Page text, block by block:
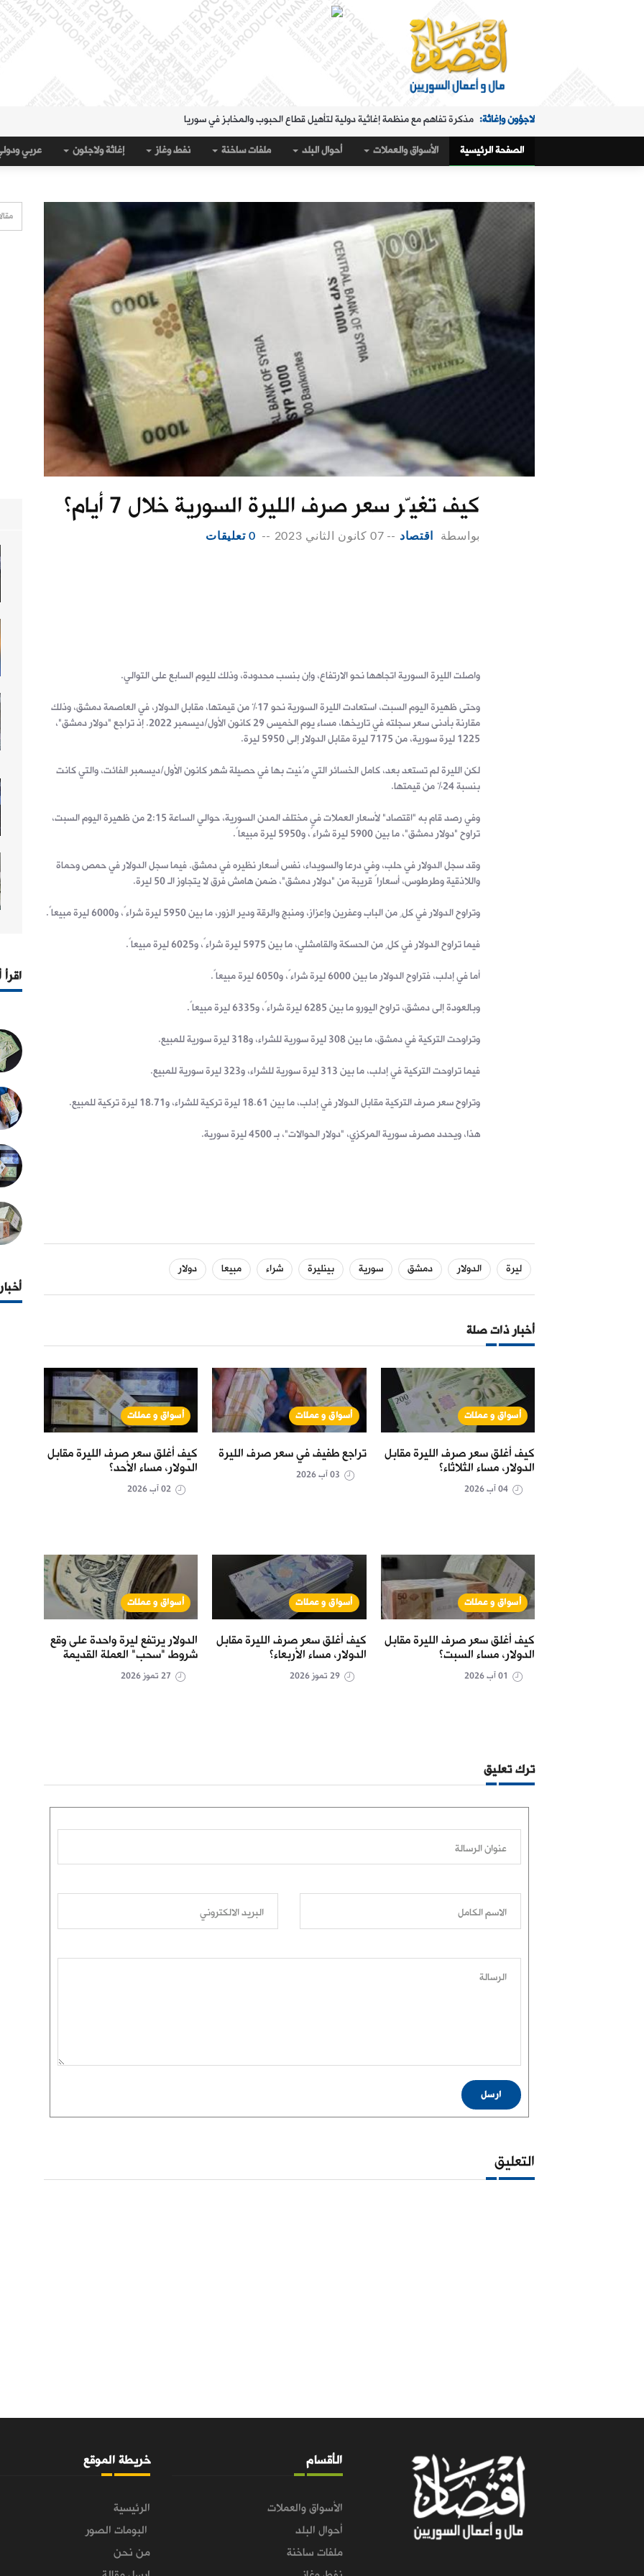
لاجؤون وإغاثة: مذكرة تفاهم مع منظمة إغاثية دولية لتأهيل قطاع الحبوب والمخابز في سوريا
الملفات الساخنة: "البريد" تقدم خدمة استبدال العملة في "المنطقة الشرقية" حتى 20 آب
حال البلد: مرسوم تكليف رمضان بإدارة هيئة الاستثمار
أسواق و عملات: كيف أغلق سعر صرف الليرة مقابل الدولار، مساء الثلاثاء؟
أسواق و عملات: تراجع طفيف في سعر صرف الليرة
عربي ودولي: ماذا وراء التدفق الجماعي لآلاف المغاربة على جيب سبتة؟
القمح والاكتفاء الذاتي في سوريا.. 1.5 مليون طن "فرق" في الأرقام الحكومية!
الصفحة الرئيسية الأسواق والعملات أحوال البلد ملفات ساخنة نفط وغاز إغاثة ولاجئون عربي
كيف تغيّر سعر صرف الليرة السورية خلال 7 أيام؟
بواسطة اقتصاد -- 07 كانون الثاني 2023 -- 0 تعليقات
واصلت الليرة السورية اتجاهها نحو الارتفاع، وإن بنسب محدودة، وذلك لليوم السابع على التوالي.
وحتى ظهيرة اليوم السبت، استعادت الليرة السورية نحو 17% من قيمتها، مقابل الدولار، في العاصمة دمشق، وذلك
مقارنة بأدنى سعر سجلته في تاريخها، مساء يوم الخميس 29 كانون الأول/ديسمبر 2022. إذ تراجع "دولار دمشق"،
1225 ليرة سورية، من 7175 ليرة مقابل الدولار إلى 5950 ليرة.
لكن الليرة لم تستعد بعد، كامل الخسائر التي مُنيت بها في حصيلة شهر كانون الأول/ديسمبر الفائت، والتي كانت
بنسبة 24% من قيمتها.
وفي رصد قام به "اقتصاد" لأسعار العملات في مختلف المدن السورية، حوالي الساعة 2:15 من ظهيرة اليوم السبت،
تراوح "دولار دمشق"، ما بين 5900 ليرة شراءً، و5950 ليرة مبيعاً.
وقد سجل الدولار في حلب، وفي درعا والسويداء، نفس أسعار نظيره في دمشق. فيما سجل الدولار في حمص وحماة
واللاذقية وطرطوس، أسعاراً قريبة من "دولار دمشق"، ضمن هامش فرق لا يتجاوز الـ 50 ليرة.
وتراوح الدولار في كلٍ من الباب وعفرين وإعزاز، ومنبج والرقة ودير الزور، ما بين 5950 ليرة شراءً، و6000 ليرة مبيعاً.
فيما تراوح الدولار في كلٍ من الحسكة والقامشلي، ما بين 5975 ليرة شراءً، و6025 ليرة مبيعاً.
أما في إدلب، فتراوح الدولار ما بين 6000 ليرة شراءً، و6050 ليرة مبيعاً.
وبالعودة إلى دمشق، تراوح اليورو ما بين 6285 ليرة شراءً، و6335 ليرة مبيعاً.
وتراوحت التركية في دمشق، ما بين 308 ليرة سورية للشراء، و318 ليرة سورية للمبيع.
فيما تراوحت التركية في إدلب، ما بين 313 ليرة سورية للشراء، و323 ليرة سورية للمبيع.
وتراوح سعر صرف التركية مقابل الدولار في إدلب، ما بين 18.61 ليرة تركية للشراء، و18.71 ليرة تركية للمبيع.
هذا، ويحدد مصرف سورية المركزي، "دولار الحوالات"، بـ 4500 ليرة سورية.
ليرة الدولار دمشق سورية بينليرة شراء مبيعا دولار
أخبار ذات صلة
أسواق و عملات
كيف أغلق سعر صرف الليرة مقابل
الدولار، مساء الثلاثاء؟
أسواق و عملات
تراجع طفيف في سعر صرف الليرة
أسواق و عملات
كيف أغلق سعر صرف الليرة مقابل
الدولار، مساء الأحد؟
أسواق و عملات
كيف أغلق سعر صرف الليرة مقابل
الدولار، مساء السبت؟
أسواق و عملات
كيف أغلق سعر صرف الليرة مقابل
الدولار، مساء الأربعاء؟
29 تموز 2026
أسواق و عملات
الدولار يرتفع ليرة واحدة على وقع
شروط "سحب" العملة القديمة
ترك تعليق
عنوان الرسالة
الاسم الكامل البريد الالكتروني
الرسالة
ارسل
التعليق
الأقسام
الأسواق والعملات
أحوال البلد
ملفات ساخنة
خريطة الموقع
الرئيسية
البومات الصور
من نحن